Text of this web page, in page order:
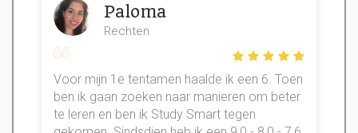
Paloma
Rechten
Voor mijn 1e tentamen haalde ik een 6. Toen
ben ik gaan zoeken naar manieren om beter
te leren en ben ik Study Smart tegen